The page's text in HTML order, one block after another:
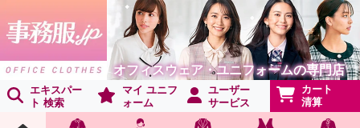
オフィスウェア・ユニフォームの専門店
エキスパー
ト 検索
マイ ユニフ
ォーム
ユーザー
サービス
カート
清算